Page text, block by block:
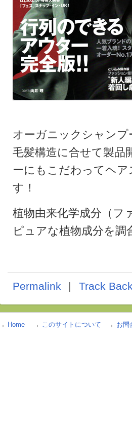
オーガニックシャン
毛髪構造に合せて製品
ーにもこだわってヘ
す！
植物由来化学成分（フ
ピュアな植物成分を
Permalink Track Back
Home このサイトについて お問